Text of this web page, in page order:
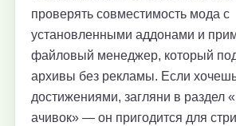
проверять совместимость мода с
установленными аддонами и
файловый менеджер, который
архивы без рекламы. Если
достижениями, загляни в раздел
ачивок» — он пригодится для